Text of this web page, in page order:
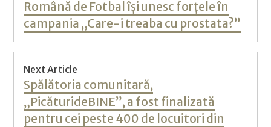
Română de Fotbal își unesc forțele în
campania „Care-i treaba cu prostata?”
Next Article
Next
post:
Spălătoria comunitară,
„PicăturideBINE”, a fost finalizată
pentru cei peste 400 de locuitori din